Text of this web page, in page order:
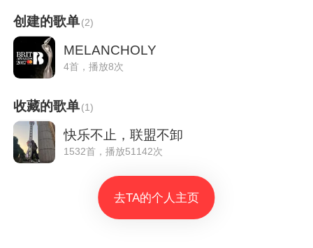
创建的歌单(2)
MELANCHOLY
4首，播放8次
收藏的歌单(1)
快乐不止，联盟不卸
1532首，播放51142次
去TA的个人主页